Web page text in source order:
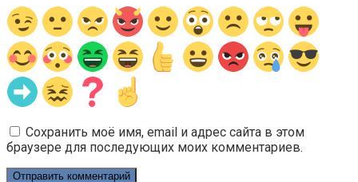
Сохранить моё имя, email и адрес сайта в этом
браузере для последующих моих комментариев.